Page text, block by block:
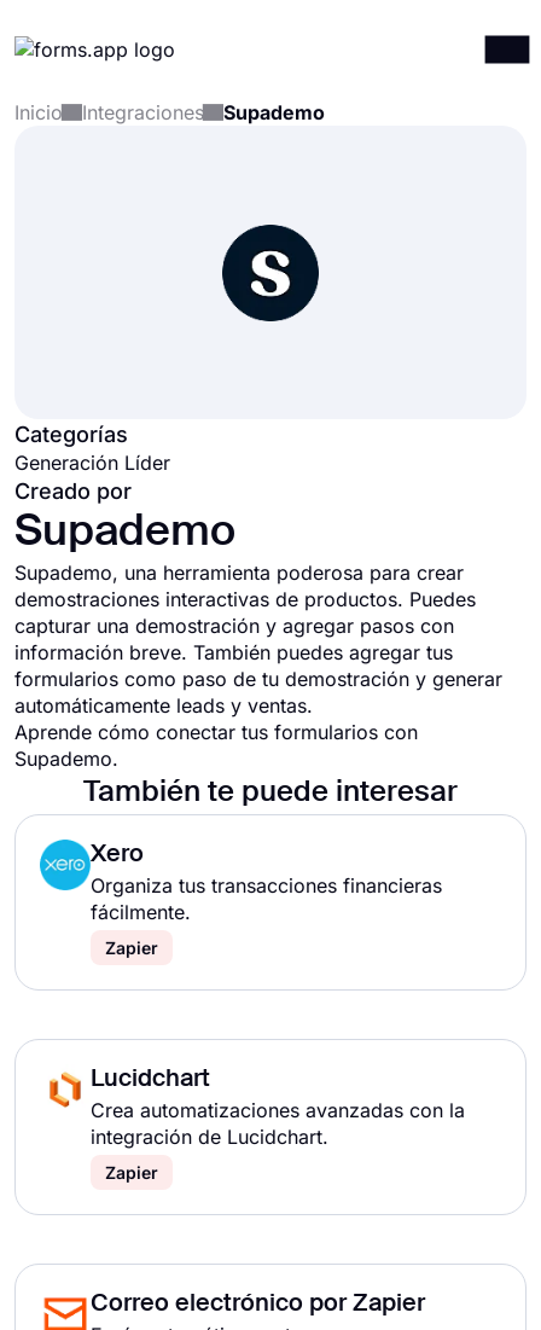
Productos
Inicio Integraciones Supademo
Categorías
Generación Líder
Creado por
Supademo
Supademo, una herramienta poderosa para crear
demostraciones interactivas de productos. Puedes
capturar una demostración y agregar pasos con
información breve. También puedes agregar tus
formularios como paso de tu demostración y generar
automáticamente leads y ventas.
Aprende cómo conectar tus formularios con
Supademo.
También te puede interesar
Xero
Organiza tus transacciones financieras
fácilmente.
Zapier
Lucidchart
Crea automatizaciones avanzadas con la
integración de Lucidchart.
Zapier
Correo electrónico por Zapier